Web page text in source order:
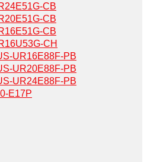
CB
CB
CB
CH
UR16E88F-PB
UR20E88F-PB
UR24E88F-PB
E17P